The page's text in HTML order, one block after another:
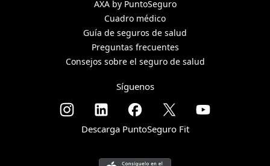
AXA by PuntoSeguro
Cuadro médico
Guía de seguros de salud
Preguntas frecuentes
Consejos sobre el seguro de salud
Síguenos
Descarga PuntoSeguro Fit